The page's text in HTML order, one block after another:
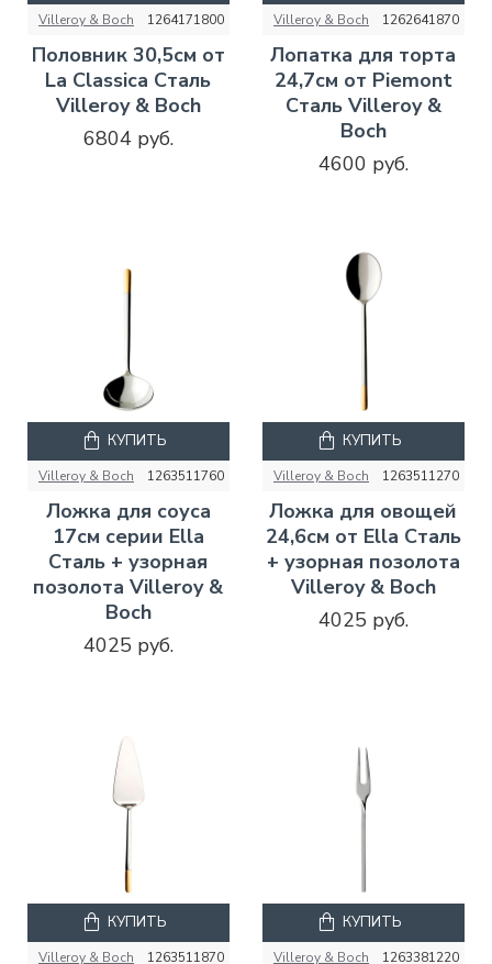
Villeroy & Boch 1264171800
Половник 30,5см от
La Classica Сталь
Villeroy & Boch
6804 руб.
Villeroy & Boch 1262641870
Лопатка для торта
24,7см от Piemont
Сталь Villeroy &
Boch
4600 руб.
Villeroy & Boch 1263511760
Ложка для соуса
17см серии Ella
Сталь + узорная
позолота Villeroy &
Boch
4025 руб.
КУПИТЬ
Villeroy & Boch 1263511270
Ложка для овощей
24,6см от Ella Сталь
+ узорная позолота
Villeroy & Boch
4025 руб.
КУПИТЬ
Villeroy & Boch 1263511870
КУПИТЬ
Villeroy & Boch 1263381220
КУПИТЬ